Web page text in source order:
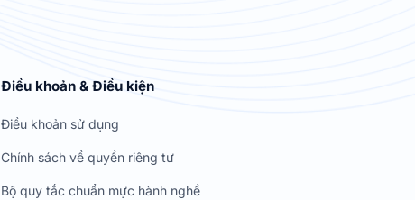
Điều khoản & Điều kiện
Điều khoản sử dụng
Chính sách về quyền riêng tư
Bộ quy tắc chuẩn mực hành nghề